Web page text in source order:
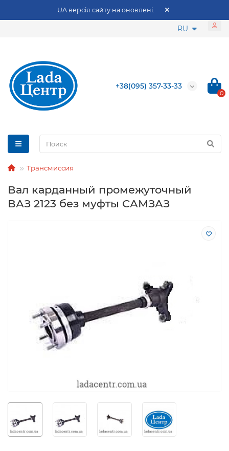
UA версія сайту на оновлені.
RU
+38(095) 357-33-33
0
Трансмиссия
Вал карданный промежуточный
ВАЗ 2123 без муфты САМЗАЗ